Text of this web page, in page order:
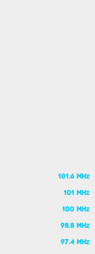
101.6 MHz
101 MHz
100 MHz
98.8 MHz
97.4 MHz